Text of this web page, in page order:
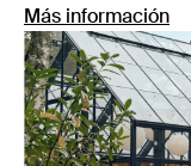
Más información